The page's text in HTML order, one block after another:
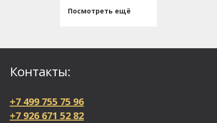
Посмотреть ещё
Контакты:
+7 499 755 75 96
+7 926 671 52 82